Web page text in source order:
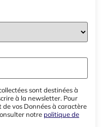
sont destinées à
à la newsletter. Pour
vos Données à caractère
notre politique de